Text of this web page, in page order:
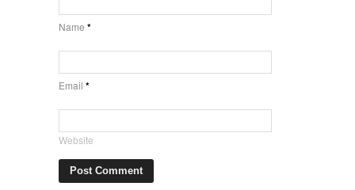
Name *
Email *
Website